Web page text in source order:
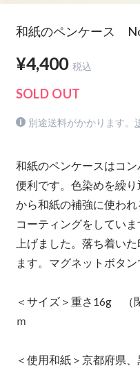
和紙のペンケース
¥4,400 税込
SOLD OUT
別途送料がかかります。
和紙のペンケースはコ
便利です。色染めを繰
から和紙の補強に使わ
コーティングをしてい
上げました。落ち着い
ます。マグネットボタン
＜サイズ＞重さ16g （
ｍ
＜使用和紙＞京都府県